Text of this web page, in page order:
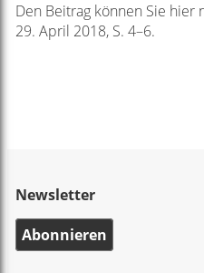
Den Beitrag können Sie hier
29. April 2018, S. 4–6.
Newsletter
Abonnieren